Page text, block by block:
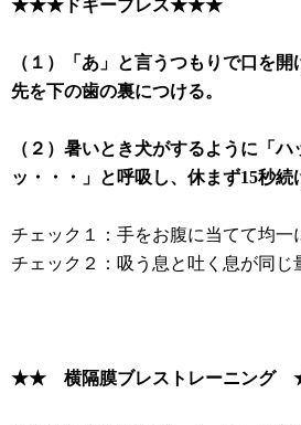
★★★ドギーブレス★★★
（１）「あ」と言うつもりで口を
先を下の歯の裏につける。
（２）暑いとき犬がするように「
ッ・・・」と呼吸し、休まず15秒続
チェック１：手をお腹に当てて均一
チェック２：吸う息と吐く息が同じ
★★ 横隔膜ブレストレーニン